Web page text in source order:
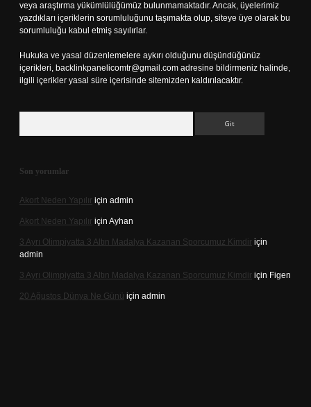
veya araştırma yükümlülüğümüz bulunmamaktadır. Ancak, üyelerimiz
yazdıkları içeriklerin sorumluluğunu taşımakta olup, siteye üye olarak bu
sorumluluğu kabul etmiş sayılırlar.
Hukuka ve yasal düzenlemelere aykırı olduğunu düşündüğünüz
içerikleri, backlinkpanelicomtr@gmail.com adresine bildirmeniz halinde,
ilgili içerikler yasal süre içerisinde sitemizden kaldırılacaktır.
Son yorumlar
Akort Neden Yapılır için admin
Akort Neden Yapılır için Ayhan
3 Ayrı Olimpiyatta 3 Altın Madalya Kazanan Sporcumuz Kimdir için
admin
3 Ayrı Olimpiyatta 3 Altın Madalya Kazanan Sporcumuz Kimdir için Figen
20 Ağustos Dünya Ne Günü için admin